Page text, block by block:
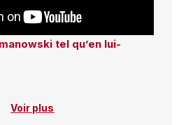
tel qu’en lui-
Voir plus